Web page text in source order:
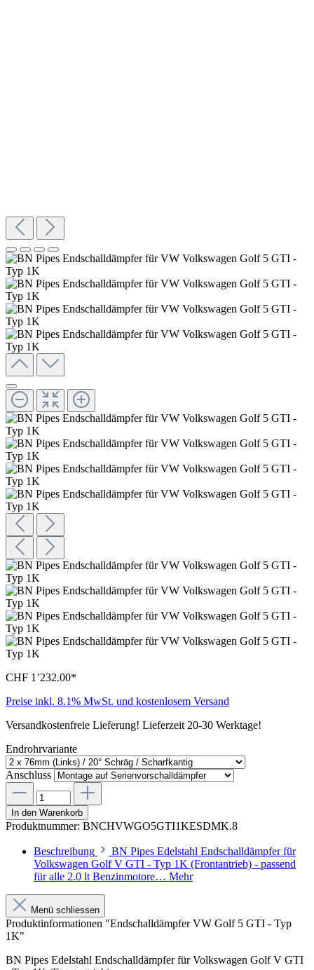
CHF 1’232.00*
Preise inkl. 8.1% MwSt. und kostenlosem Versand
Versandkostenfreie Lieferung! Lieferzeit 20-30 Werktage!
Endrohrvariante
Anschluss
In den Warenkorb
Produktnummer: BNCHVWGO5GTI1KESDMK.8
Beschreibung
BN Pipes Edelstahl Endschalldämpfer für
Volkswagen Golf V GTI - Typ 1K (Frontantrieb) - passend
für alle 2.0 lt Benzinmotore… Mehr
Menü schliessen
Produktinformationen "Endschalldämpfer VW Golf 5 GTI - Typ
1K"
BN Pipes Edelstahl Endschalldämpfer für Volkswagen Golf V GTI